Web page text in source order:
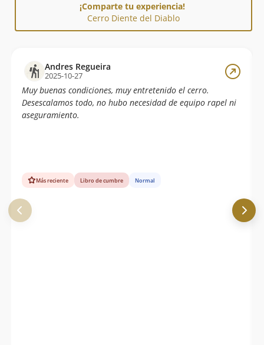
¡Comparte tu experiencia!
Cerro Diente del Diablo
Andres Regueira
2025-10-27
Muy buenas condiciones, muy entretenido el cerro.
Desescalamos todo, no hubo necesidad de equipo rapel ni
aseguramiento.
Más reciente Libro de cumbre Normal